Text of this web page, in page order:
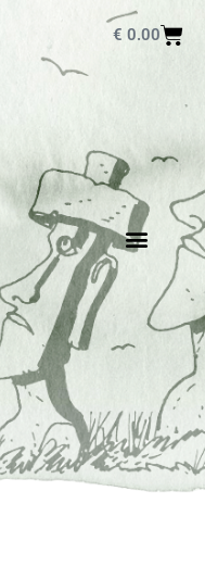
€ 0.00